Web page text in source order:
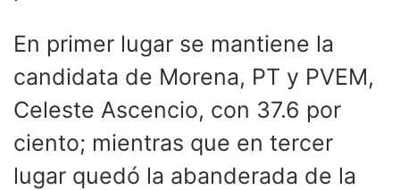
En primer lugar se mantiene la
candidata de Morena, PT y PVEM,
Celeste Ascencio, con 37.6 por
ciento; mientras que en tercer
lugar quedó la abanderada de la